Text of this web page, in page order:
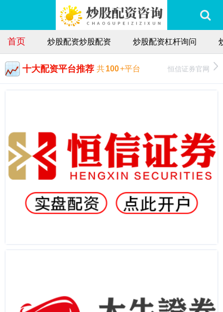
首页 炒股配资炒股配资 炒股配资杠杆询问
十大配资平台推荐 共100+平台 恒信证券官网